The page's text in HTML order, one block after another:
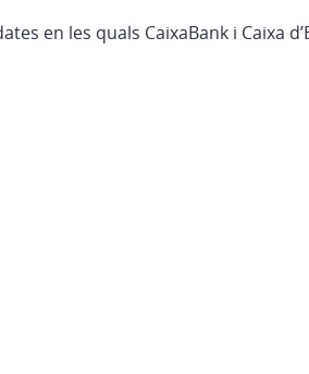
en les quals CaixaBank i Caixa